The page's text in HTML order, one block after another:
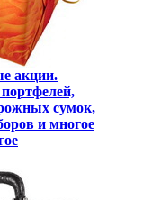
акции.
сумок,
и многое